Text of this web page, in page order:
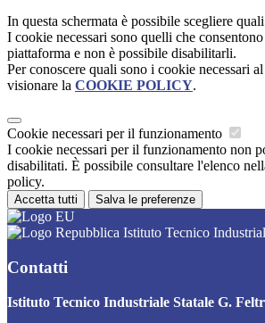
In questa schermata è possibile scegliere
I cookie necessari sono quelli che
piattaforma e non è possibile disabilitarli.
Per conoscere quali sono i cookie necessari
visionare la COOKIE POLICY.
Cookie necessari per il funzionamento
I cookie necessari per il funzionamento non
disabilitati. È possibile consultare l'elenco
policy.
Accetta tutti Salva le preferenze
Istituto Tecnico
Contatti
Istituto Tecnico Industriale Statale G.